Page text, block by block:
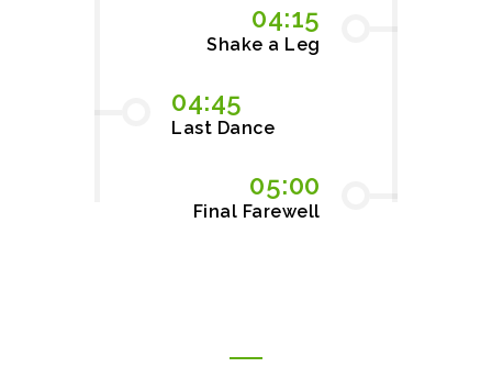
04:15
Shake a Leg
04:45
Last Dance
05:00
Final Farewell